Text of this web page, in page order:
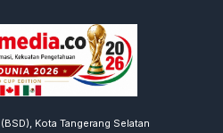
Kota Tangerang Selatan